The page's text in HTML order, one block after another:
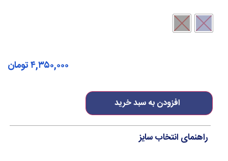
افزودن به سبد خرید
۴,۳۵۰,۰۰۰تومان
راهنمای انتخاب سایز